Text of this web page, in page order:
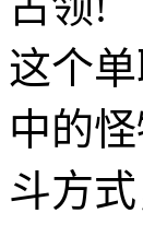
这个
中的
斗方